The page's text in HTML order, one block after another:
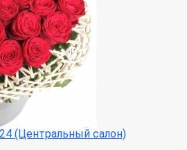
(Центральный салон)